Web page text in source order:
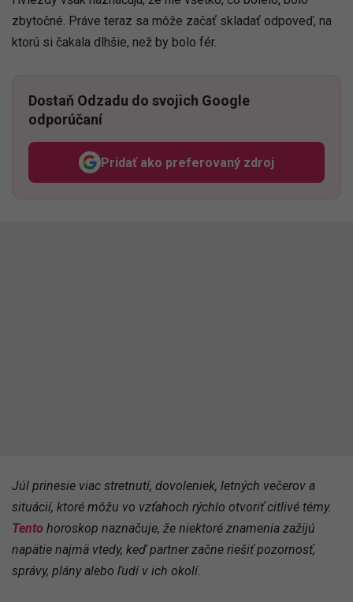
zbytočné. Práve teraz sa môže začať skladať odpoveď, na
ktorú si čakala dlhšie, než by bolo fér.
Dostaň Odzadu do svojich Google
odporúčaní
Pridať ako preferovaný zdroj
Odzadu, odkaz sa otvorí v
Júl prinesie viac stretnutí, dovoleniek, letných večerov a
situácií, ktoré môžu vo vzťahoch rýchlo otvoriť citlivé témy.
Tento horoskop naznačuje, že niektoré znamenia zažijú
napätie najmä vtedy, keď partner začne riešiť pozornosť,
správy, plány alebo ľudí v ich okolí.